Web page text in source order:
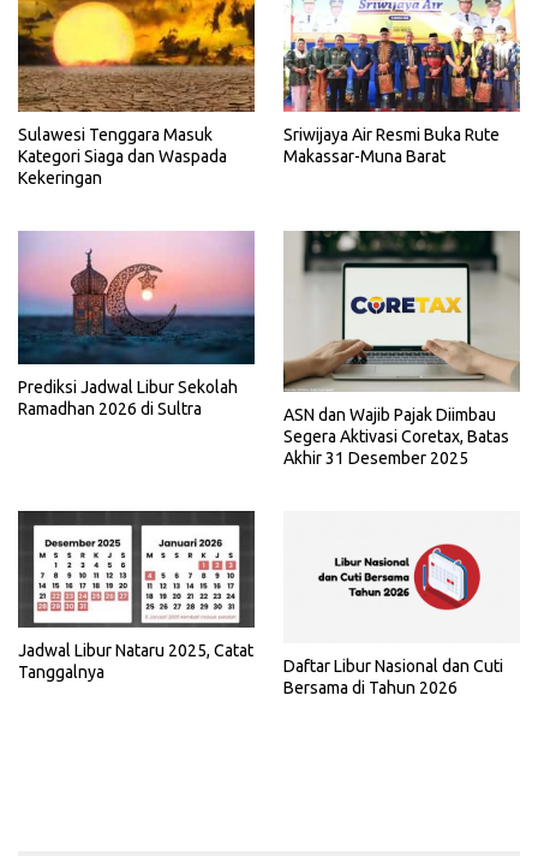
Sulawesi Tenggara Masuk
Kategori Siaga dan Waspada
Kekeringan
Sriwijaya Air Resmi Buka Rute
Makassar-Muna Barat
Prediksi Jadwal Libur Sekolah
Ramadhan 2026 di Sultra
ASN dan Wajib Pajak Diimbau
Segera Aktivasi Coretax, Batas
Akhir 31 Desember 2025
Jadwal Libur Nataru 2025, Catat
Tanggalnya
Daftar Libur Nasional dan Cuti
Bersama di Tahun 2026